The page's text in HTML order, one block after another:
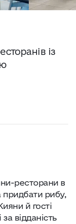
із
ресторани в
рибу,
й гості
відданість